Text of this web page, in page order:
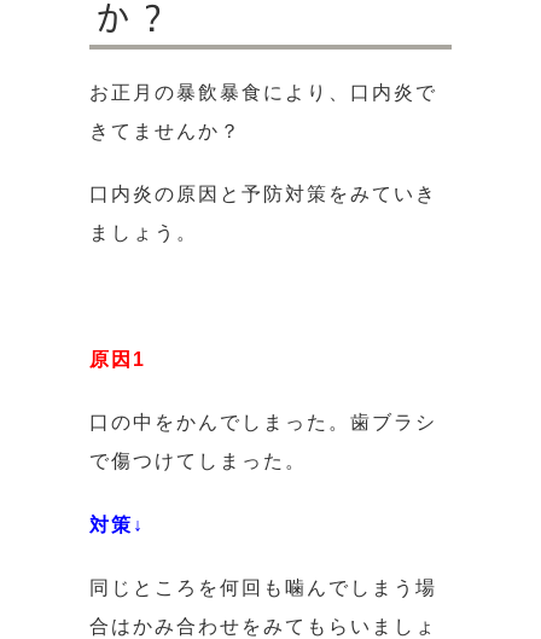
か？
お正月の暴飲暴食により、口内炎で
きてませんか？
口内炎の原因と予防対策をみていき
ましょう。
原因1
口の中をかんでしまった。歯ブラシ
で傷つけてしまった。
対策↓
同じところを何回も噛んでしまう場
合はかみ合わせをみてもらいましょ